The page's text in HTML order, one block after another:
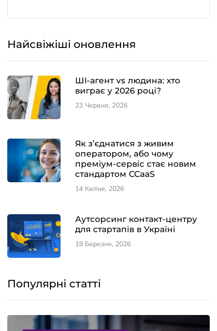
Найсвіжіші оновлення
ШІ-агент vs людина: хто
виграє у 2026 році?
23 Червня, 2026
Як з’єднатися з живим
оператором, або чому
преміум-сервіс стає новим
стандартом CCaaS
14 Квітня, 2026
Аутсорсинг контакт-центру
для стартапів в Україні
19 Березня, 2026
Популярні статті